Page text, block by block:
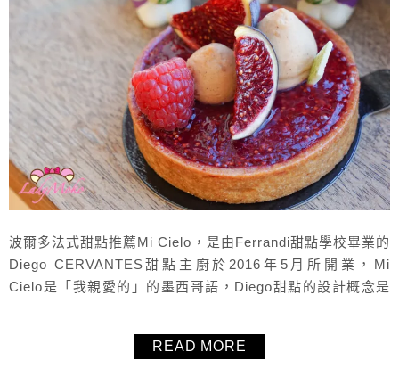
波爾多法式甜點推薦Mi Cielo，是由Ferrandi甜點學校畢業的
Diego CERVANTES甜點主廚於2016年5月所開業，Mi
Cielo是「我親愛的」的墨西哥語，Diego甜點的設計概念是
READ MORE